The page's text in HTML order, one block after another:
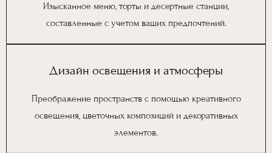
Изысканное меню, торты и десертные станции,
составленные с учетом ваших предпочтений.
Дизайн освещения и атмосферы
Преображение пространств с помощью креативного
освещения, цветочных композиций и декоративных
элементов.